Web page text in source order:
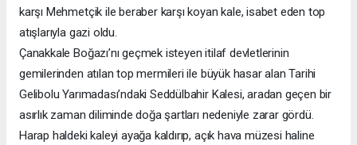
karşı Mehmetçik ile beraber karşı koyan kale, isabet eden top
atışlarıyla gazi oldu.
Çanakkale Boğazı’nı geçmek isteyen itilaf devletlerinin
gemilerinden atılan top mermileri ile büyük hasar alan Tarihi
Gelibolu Yarımadası’ndaki Seddülbahir Kalesi, aradan geçen bir
asırlık zaman diliminde doğa şartları nedeniyle zarar gördü.
Harap haldeki kaleyi ayağa kaldırıp, açık hava müzesi haline